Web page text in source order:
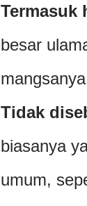
Termasuk
besar
Tidak
biasanya
umum,